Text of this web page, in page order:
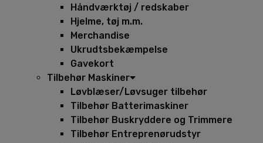
Håndværktøj / redskaber
Hjelme, tøj m.m.
Merchandise
Ukrudtsbekæmpelse
Gavekort
Tilbehør Maskiner
Løvblæser/Løvsuger tilbehør
Tilbehør Batterimaskiner
Tilbehør Buskryddere og Trimmere
Tilbehør Entreprenørudstyr